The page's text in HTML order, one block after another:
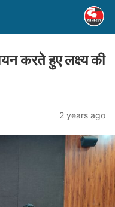
करते हुए लक्ष्य की
2 years ago